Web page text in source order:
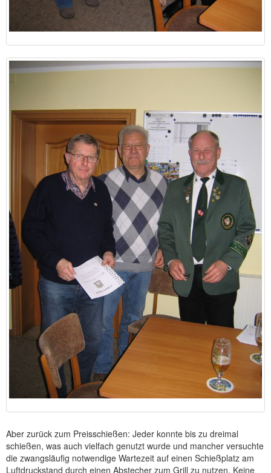
Aber zurück zum Preisschießen: Jeder konnte bis zu dreimal
schießen, was auch vielfach genutzt wurde und mancher versuchte
die zwangsläufig notwendige Wartezeit auf einen Schießplatz am
Luftdruckstand durch einen Abstecher zum Grill zu nutzen. Keine